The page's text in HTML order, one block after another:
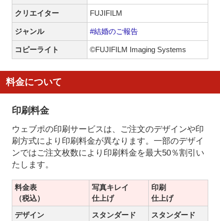
クリエイター FUJIFILM
ジャンル #結婚のご報告
コピーライト ©FUJIFILM Imaging Systems
料金について
印刷料金
ウェブポの印刷サービスは、ご注文のデザインや印
刷方式により印刷料金が異なります。一部のデザイ
ンではご注文枚数により印刷料金を最大50％割引い
たします。
料金表
（税込）
写真キレイ
仕上げ
印刷
仕上げ
デザイン
スタンダード スタンダード